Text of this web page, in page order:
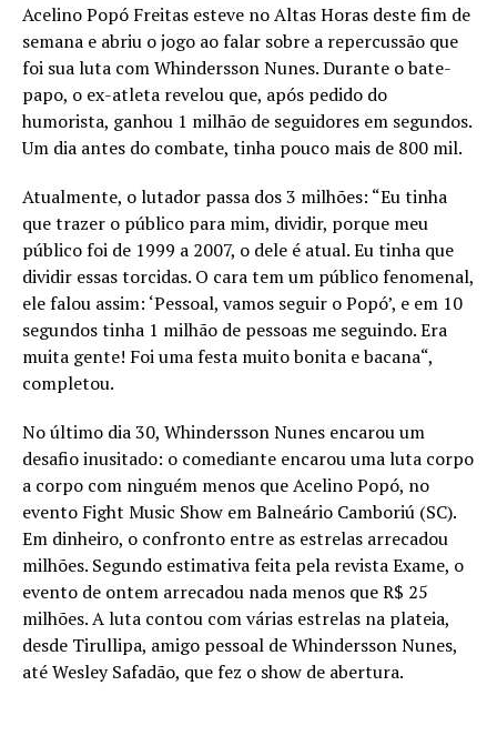
Acelino Popó Freitas esteve no Altas Horas deste fim de
semana e abriu o jogo ao falar sobre a repercussão que
foi sua luta com Whindersson Nunes. Durante o bate-
papo, o ex-atleta revelou que, após pedido do
humorista, ganhou 1 milhão de seguidores em segundos.
Um dia antes do combate, tinha pouco mais de 800 mil.
Atualmente, o lutador passa dos 3 milhões: “Eu tinha
que trazer o público para mim, dividir, porque meu
público foi de 1999 a 2007, o dele é atual. Eu tinha que
dividir essas torcidas. O cara tem um público fenomenal,
ele falou assim: ‘Pessoal, vamos seguir o Popó’, e em 10
segundos tinha 1 milhão de pessoas me seguindo. Era
muita gente! Foi uma festa muito bonita e bacana“,
completou.
No último dia 30, Whindersson Nunes encarou um
desafio inusitado: o comediante encarou uma luta corpo
a corpo com ninguém menos que Acelino Popó, no
evento Fight Music Show em Balneário Camboriú (SC).
Em dinheiro, o confronto entre as estrelas arrecadou
milhões. Segundo estimativa feita pela revista Exame, o
evento de ontem arrecadou nada menos que R$ 25
milhões. A luta contou com várias estrelas na plateia,
desde Tirullipa, amigo pessoal de Whindersson Nunes,
até Wesley Safadão, que fez o show de abertura.